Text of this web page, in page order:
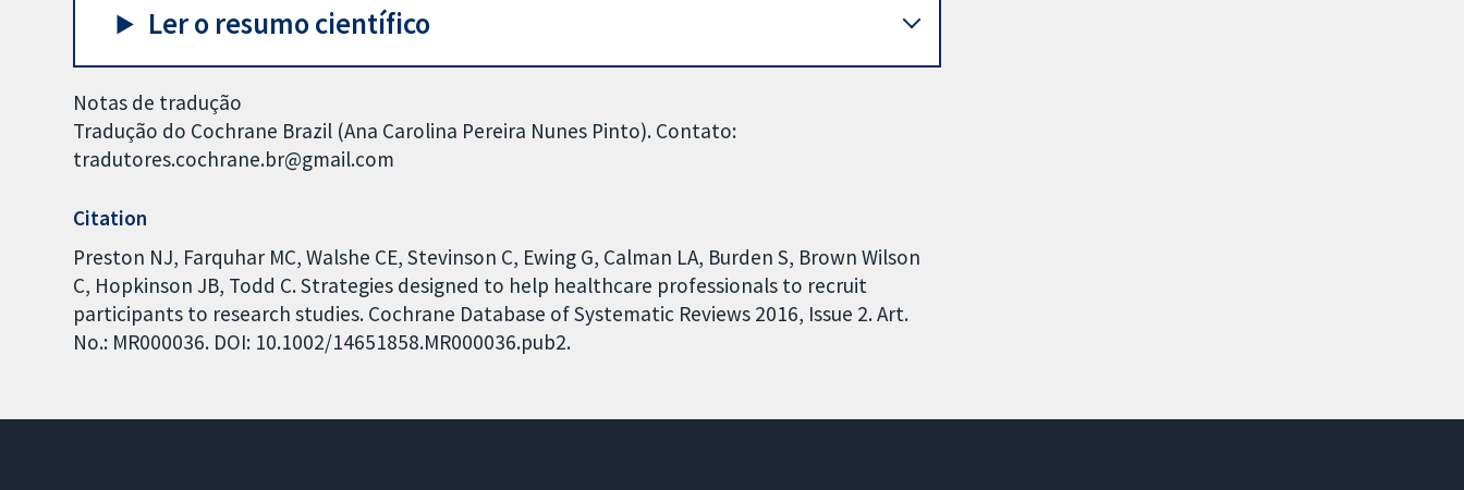
Ler o resumo científico
Notas de tradução
Tradução do Cochrane Brazil (Ana Carolina Pereira Nunes Pinto). Contato:
tradutores.cochrane.br@gmail.com
Citation
Preston NJ, Farquhar MC, Walshe CE, Stevinson C, Ewing G, Calman LA, Burden S, Brown Wilson
C, Hopkinson JB, Todd C. Strategies designed to help healthcare professionals to recruit
participants to research studies. Cochrane Database of Systematic Reviews 2016, Issue 2. Art.
No.: MR000036. DOI: 10.1002/14651858.MR000036.pub2.